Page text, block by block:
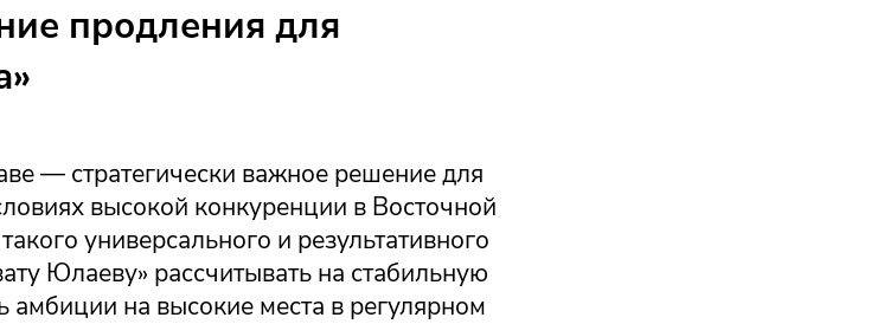
продления для
— стратегически важное решение для
высокой конкуренции в Восточной
универсального и результативного
Юлаеву» рассчитывать на стабильную
амбиции на высокие места в регулярном